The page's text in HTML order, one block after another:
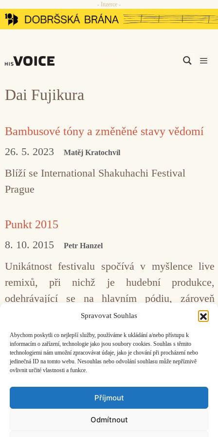
Spravovat Souhlas
Abychom poskytli co nejlepší služby, používáme k ukládání a/nebo přístupu k
informacím o zařízení, technologie jako jsou soubory cookies. Souhlas s těmito
technologiemi nám umožní zpracovávat údaje, jako je chování při procházení nebo
jedinečná ID na tomto webu. Nesouhlas nebo odvolání souhlasu může nepříznivě
ovlivnit určité vlastnosti a funkce.
Příjmout
Odmítnout
Přeskočit
na
- Inzerce -
Dai Fujikura
Bambusové tóny a změněné stavy vědomí
26. 5. 2023 Matěj Kratochvíl
Blíží se International Shakuhachi Festival
Prague
Punkt 2015
8. 10. 2015 Petr Hanzel
Unikátnost festivalu spočívá v myšlence live
remixů, při nichž je hudební produkce,
odehrávající se na hlavním pódiu, zároveň
zaznamenávána v jiné místnosti umělci, kteří
z ní následně vystaví svou vlastní reinterpretaci
v odlišném aranžmá.